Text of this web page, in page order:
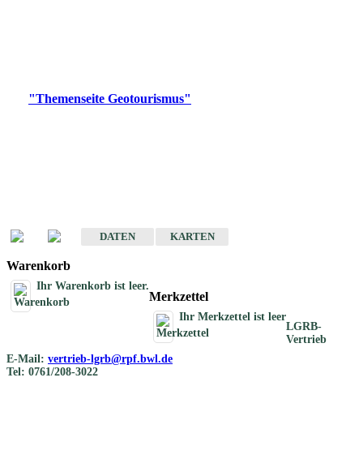
"Themenseite Geotourismus"
DATEN
KARTEN
Warenkorb
Ihr Warenkorb ist leer.
Merkzettel
Ihr Merkzettel ist leer
LGRB-
Vertrieb
E-Mail: vertrieb-lgrb@rpf.bwl.de
Tel: 0761/208-3022